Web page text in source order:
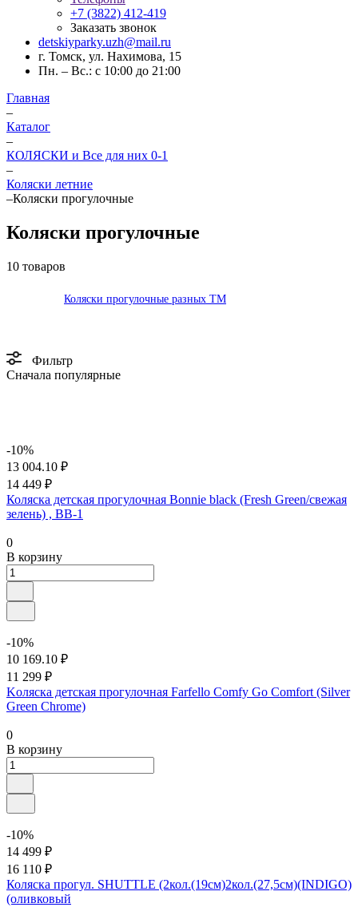
+7 (3822) 412-419
Заказать звонок
detskiyparky.uzh@mail.ru
г. Томск, ул. Нахимова, 15
Пн. – Вс.: с 10:00 до 21:00
Главная
–
Каталог
–
КОЛЯСКИ и Все для них 0-1
–
Коляски летние
–Коляски прогулочные
Коляски прогулочные
10 товаров
Коляски прогулочные разных ТМ
Фильтр
Сначала популярные
-10%
13 004.10 ₽
14 449 ₽
Коляска детская прогулочная Bonnie black (Fresh Green/свежая
зелень) , BB-1
0
В корзину
-10%
10 169.10 ₽
11 299 ₽
Kоляска детская прогулочная Farfello Comfy Go Comfort (Silver
Green Chrome)
0
В корзину
-10%
14 499 ₽
16 110 ₽
Коляска прогул. SHUTTLE (2кол.(19см)2кол.(27,5см)(INDIGO)
(оливковый